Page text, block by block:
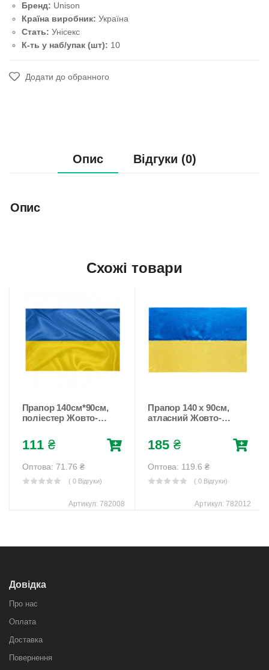
Бренд: Unison
Країна виробник: Україна
Стать: Унісекс
К-ть у наб/упак (шт): 10
Додати до обранного
Опис Відгуки (0)
Опис
Схожі товари
Прапор 140см*90см,
поліестер Жовто-
(782008)
111 ₴
Оптова: 71.76 ₴
( 0 Відгуки)
Артикул: 782008
Прапор 140 х 90см,
атласний Жовто-
(782012)
185 ₴
Оптова: 119.6 ₴
( 0 Відгуки)
Артикул: 782012
Довідка
Про нас
Оплата
Доставка
Повернення